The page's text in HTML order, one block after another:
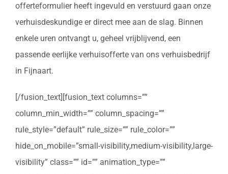
offerteformulier heeft ingevuld en verstuurd gaan onze
verhuisdeskundige er direct mee aan de slag. Binnen
enkele uren ontvangt u, geheel vrijblijvend, een
passende eerlijke verhuisofferte van ons verhuisbedrijf
in Fijnaart.
[/fusion_text][fusion_text columns=””
column_min_width=”” column_spacing=””
rule_style=”default” rule_size=”” rule_color=””
hide_on_mobile=”small-visibility,medium-visibility,large-
visibility” class=”” id=”” animation_type=””